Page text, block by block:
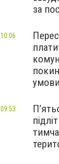
за
умови
10:06
09:53